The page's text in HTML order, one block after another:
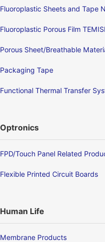
Fluoroplastic Sheets and Tape
Fluoroplastic Porous Film
Porous Sheet/Breathable
Packaging Tape
Functional Thermal Transfer
Optronics
FPD/Touch Panel Related
Flexible Printed Circuit Boards
Human Life
Membrane Products